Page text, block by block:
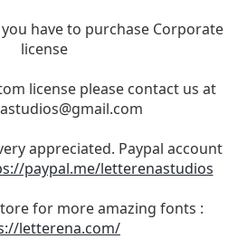
have to purchase Corporate
license
license please contact us at
appreciated. Paypal account
paypal.me/letterenastudios
for more amazing fonts :
letterena.com/